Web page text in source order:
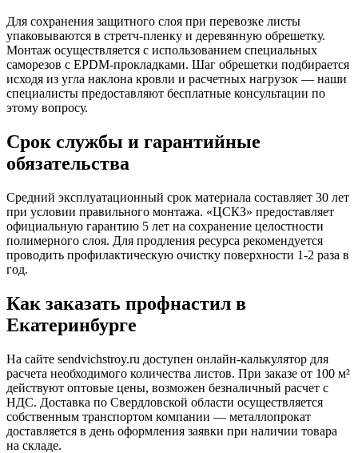
Для сохранения защитного слоя при перевозке листы
упаковываются в стретч-пленку и деревянную обрешетку.
Монтаж осуществляется с использованием специальных
саморезов с EPDM-прокладками. Шаг обрешетки подбирается
исходя из угла наклона кровли и расчетных нагрузок — наши
специалисты предоставляют бесплатные консультации по
этому вопросу.
Срок службы и гарантийные
обязательства
Средний эксплуатационный срок материала составляет 30 лет
при условии правильного монтажа. «ЦСКЗ» предоставляет
официальную гарантию 5 лет на сохранение целостности
полимерного слоя. Для продления ресурса рекомендуется
проводить профилактическую очистку поверхности 1-2 раза в
год.
Как заказать профнастил в
Екатеринбурге
На сайте sendvichstroy.ru доступен онлайн-калькулятор для
расчета необходимого количества листов. При заказе от 100 м²
действуют оптовые цены, возможен безналичный расчет с
НДС. Доставка по Свердловской области осуществляется
собственным транспортом компании — металлопрокат
доставляется в день оформления заявки при наличии товара
на складе.